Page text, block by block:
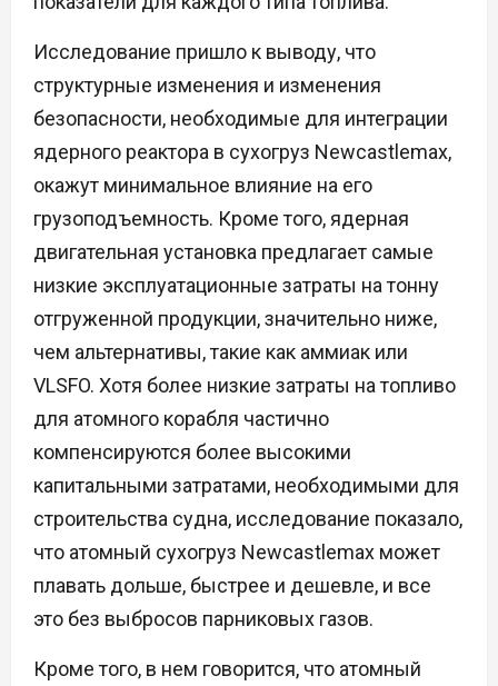
Исследование пришло к выводу, что
структурные изменения и изменения
безопасности, необходимые для интеграции
ядерного реактора в сухогруз Newcastlemax,
окажут минимальное влияние на его
грузоподъемность. Кроме того, ядерная
двигательная установка предлагает самые
низкие эксплуатационные затраты на тонну
отгруженной продукции, значительно ниже,
чем альтернативы, такие как аммиак или
VLSFO. Хотя более низкие затраты на топливо
для атомного корабля частично
компенсируются более высокими
капитальными затратами, необходимыми для
строительства судна, исследование показало,
что атомный сухогруз Newcastlemax может
плавать дольше, быстрее и дешевле, и все
это без выбросов парниковых газов.
Кроме того, в нем говорится, что атомный